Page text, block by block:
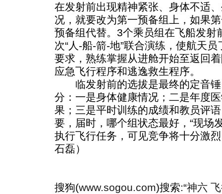
在发射前出现精神紧张、身体不适
况，就要改为第一预备组上，如果
预备组代替。3个乘员组在飞船发射
次“人-船-箭-地”联合演练，使航天
要求，熟练掌握从进舱开始至返回
应急飞行程序和逃逸救生程序。
临发射前的选拔是最终的定音锤
分：一是身体健康情况；二是年度
果；三是平时训练的成绩和教员评
要，届时，哪个组状态最好，“现场
执行飞行任务，可见竞争将十分激
石磊）
搜狗(www.sogou.com)搜索:“神六